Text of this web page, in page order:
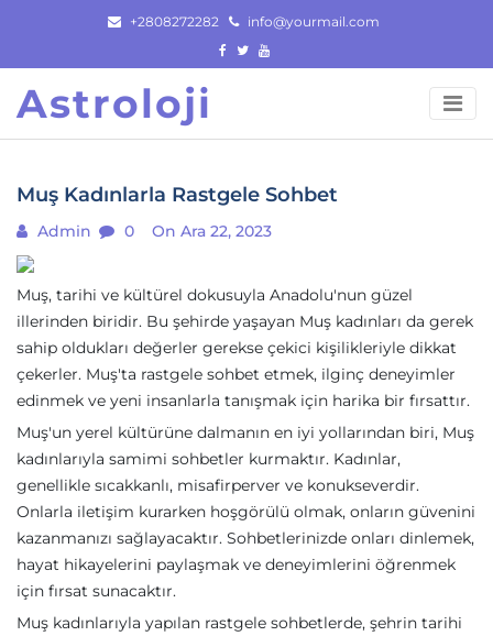
content
+2808272282 info@yourmail.com
Astroloji
Muş Kadınlarla Rastgele Sohbet
Admin 0 On Ara 22, 2023
Muş, tarihi ve kültürel dokusuyla Anadolu'nun güzel
illerinden biridir. Bu şehirde yaşayan Muş kadınları da gerek
sahip oldukları değerler gerekse çekici kişilikleriyle dikkat
çekerler. Muş'ta rastgele sohbet etmek, ilginç deneyimler
edinmek ve yeni insanlarla tanışmak için harika bir fırsattır.
Muş'un yerel kültürüne dalmanın en iyi yollarından biri, Muş
kadınlarıyla samimi sohbetler kurmaktır. Kadınlar,
genellikle sıcakkanlı, misafirperver ve konukseverdir.
Onlarla iletişim kurarken hoşgörülü olmak, onların güvenini
kazanmanızı sağlayacaktır. Sohbetlerinizde onları dinlemek,
hayat hikayelerini paylaşmak ve deneyimlerini öğrenmek
için fırsat sunacaktır.
Muş kadınlarıyla yapılan rastgele sohbetlerde, şehrin tarihi